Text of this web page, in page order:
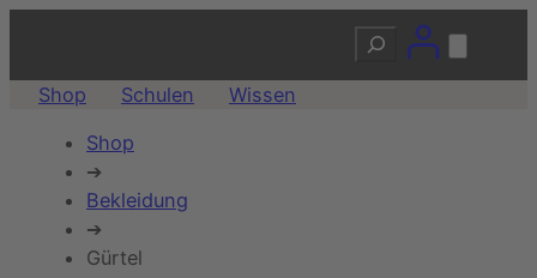
Suchen
Shop Schulen Wissen
Shop
➔
Bekleidung
➔
Gürtel